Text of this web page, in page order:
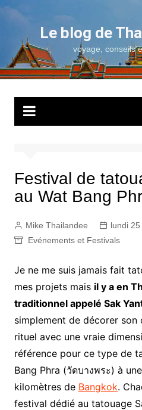
Aller
contenu
Le blog de
voyage, conseils
Festival de
au Wat Bang
Mike Thailandee
lundi
Evénements et Festivals
Je ne me suis jamais fait
mes projets mais il y a en
traditionnel appelé Sak
simplement de décorer
rituel avec une vraie
référence pour ce type de
Bang Phra (วัดบางพระ) à
kilomètres de Bangkok.
festival dédié au tatouage